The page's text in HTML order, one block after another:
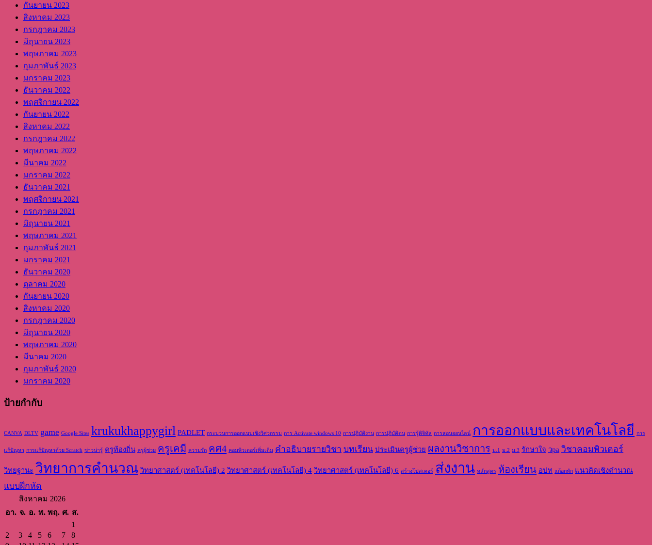
กันยายน 2023
สิงหาคม 2023
กรกฎาคม 2023
มิถุนายน 2023
พฤษภาคม 2023
กุมภาพันธ์ 2023
มกราคม 2023
ธันวาคม 2022
พฤศจิกายน 2022
กันยายน 2022
สิงหาคม 2022
กรกฎาคม 2022
พฤษภาคม 2022
มีนาคม 2022
มกราคม 2022
ธันวาคม 2021
พฤศจิกายน 2021
กรกฎาคม 2021
มิถุนายน 2021
พฤษภาคม 2021
กุมภาพันธ์ 2021
มกราคม 2021
ธันวาคม 2020
ตุลาคม 2020
กันยายน 2020
สิงหาคม 2020
กรกฎาคม 2020
มิถุนายน 2020
พฤษภาคม 2020
มีนาคม 2020
กุมภาพันธ์ 2020
มกราคม 2020
ป้ายกำกับ
CANVA DLTV game Google Sites krukukhappygirl PADLET กระบวนการออกแบบเชิงวิศวกรรม การ Activate windows 10 การปฏิบัติงาน การปฏิบัติตน การรู้ดิจิทัล การสอนออนไลน์ การออกแบบและเทคโนโลยี การ
แก้ปัญหา การแก้ปัญหาด้วย Scratch ข่าวน่ารู้ ครูท้องถิ่น ครูผู้ช่วย ครูเคมี ความรัก คศ4 คอมพิวเตอร์เพิ่มเติม คำอธิบายรายวิชา บทเรียน ประเมินครูผู้ช่วย ผลงานวิชาการ ม.1 ม.2 ม.3 รักษาใจ วpa วิชาคอมพิวเตอร์
วิทยฐานะ วิทยาการคำนวณ วิทยาศาสตร์ (เทคโนโลยี) 2 วิทยาศาสตร์ (เทคโนโลยี) 4 วิทยาศาสตร์ (เทคโนโลยี) 6 สร้างโปสเตอร์ ส่งงาน หลักสูตร ห้องเรียน อปท แก้อกหัก แนวคิดเชิงคำนวณ
แบบฝึกหัด
สิงหาคม 2026
อา. จ. อ. พ. พฤ. ศ. ส.
1
2
3 4 5 6 7
8